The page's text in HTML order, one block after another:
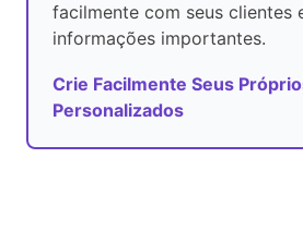
facilmente com seus clientes
informações importantes.
Crie Facilmente Seus
Personalizados